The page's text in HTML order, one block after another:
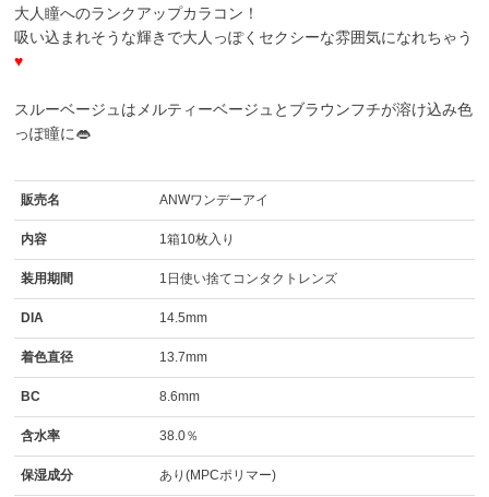
大人瞳へのランクアップカラコン！
吸い込まれそうな輝きで大人っぽくセクシーな雰囲気になれちゃう
♥
スルーベージュはメルティーベージュとブラウンフチが溶け込み色
っぽ瞳に👄
販売名 ANWワンデーアイ
内容 1箱10枚入り
装用期間 1日使い捨てコンタクトレンズ
DIA 14.5mm
着色直径 13.7mm
BC 8.6mm
含水率 38.0％
保湿成分 あり(MPCポリマー)